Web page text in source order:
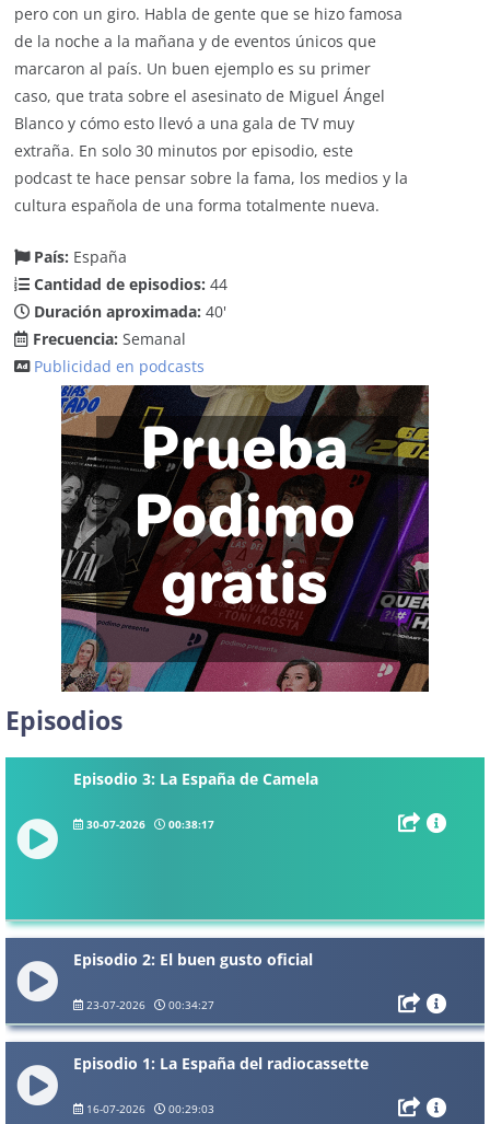
pero con un giro. Habla de gente que se hizo famosa
de la noche a la mañana y de eventos únicos que
marcaron al país. Un buen ejemplo es su primer
caso, que trata sobre el asesinato de Miguel Ángel
Blanco y cómo esto llevó a una gala de TV muy
extraña. En solo 30 minutos por episodio, este
podcast te hace pensar sobre la fama, los medios y la
cultura española de una forma totalmente nueva.
País: España
Cantidad de episodios: 44
Duración aproximada: 40'
Frecuencia: Semanal
Publicidad en podcasts
Episodios
Episodio 3: La España de Camela
30-07-2026 00:38:17
Episodio 2: El buen gusto oficial
23-07-2026 00:34:27
Episodio 1: La España del radiocassette
16-07-2026 00:29:03